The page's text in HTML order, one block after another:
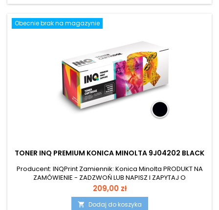
Obecnie brak na magazynie
TONER INQ PREMIUM KONICA MINOLTA 9J04202 BLACK
Producent: INQPrint Zamiennik: Konica Minolta PRODUKT NA
ZAMÓWIENIE - ZADZWOŃ LUB NAPISZ I ZAPYTAJ O
DOSTĘPNOŚĆ!!
Cena
209,00 zł
 Dodaj do koszyka